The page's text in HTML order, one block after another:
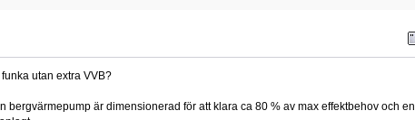
utan extra VVB?
är dimensionerad för att klara ca 80 % av max effektbehov och en